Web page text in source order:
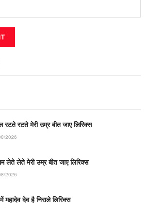
रटते रटते मेरी उम्र बीत जाए लिरिक्स
2026
लेते लेते मेरी उम्र बीत जाए लिरिक्स
2026
महादेव देव है निराले लिरिक्स